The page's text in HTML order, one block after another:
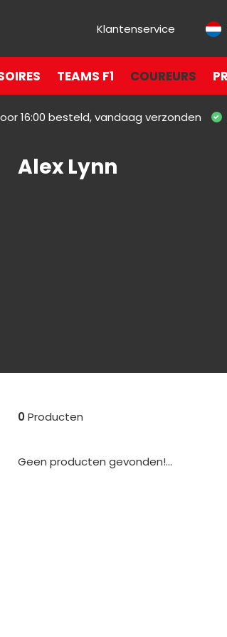
Klantenservice
TEAMS F1 COUREURS
16:00 besteld, vandaag verzonden
Alex Lynn
0Producten
Geen producten gevonden!...